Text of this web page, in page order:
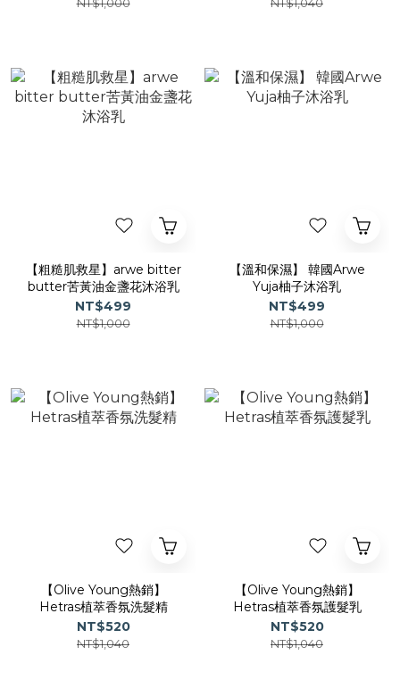
【粗糙肌救星】arwe bitter
butter苦黃油金盞花沐浴乳
NT$499
NT$1,000
【溫和保濕】 韓國Arwe
Yuja柚子沐浴乳
NT$499
NT$1,000
【Olive Young熱銷】
Hetras植萃香氛洗髮精
NT$520
NT$1,040
【Olive Young熱銷】
Hetras植萃香氛護髮乳
NT$520
NT$1,040